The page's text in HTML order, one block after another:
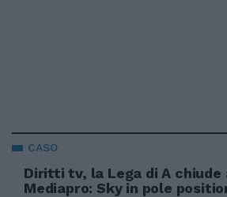
CASO
Diritti tv, la Lega di A chiude
Mediapro: Sky in pole